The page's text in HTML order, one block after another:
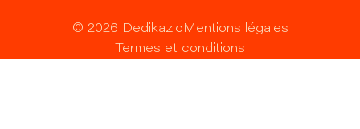
© 2026 Dedikazio Mentions légales
Termes et conditions